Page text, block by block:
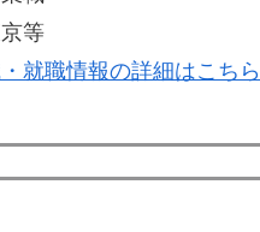
等
就職情報の詳細はこち